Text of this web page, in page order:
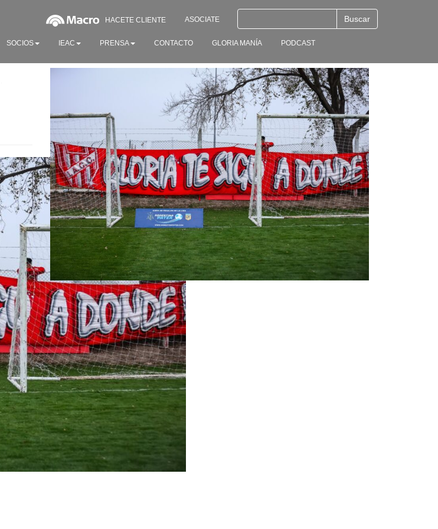
HACETE CLIENTE ASOCIATE
SOCIOS IEAC PRENSA CONTACTO GLORIA MANÍA PODCAST